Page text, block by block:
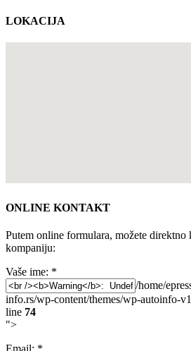
LOKACIJA
ONLINE KONTAKT
Putem online formulara, možete direktno
kompaniju:
Vaše ime: *
/home/
info.rs/wp-content/themes/wp-autoinfo-
line 74
">
Email: *